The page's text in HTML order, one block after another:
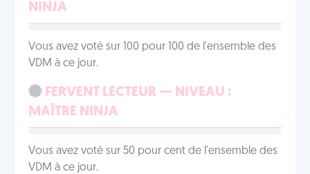
NINJA
Vous avez voté sur 100 pour 100 de l'ensemble des
VDM à ce jour.
FERVENT LECTEUR — NIVEAU :
MAÎTRE NINJA
Vous avez voté sur 50 pour cent de l'ensemble des
VDM à ce jour.